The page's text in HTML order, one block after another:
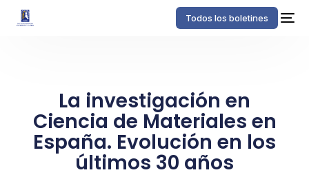
Todos los boletines
La investigación en
Ciencia de Materiales en
España. Evolución en los
últimos 30 años